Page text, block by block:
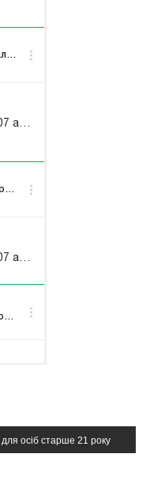
осіб старше 21 року